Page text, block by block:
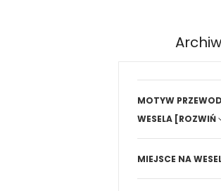
MOTYW
WESELA [ROZWIŃ
MIEJSCE NA